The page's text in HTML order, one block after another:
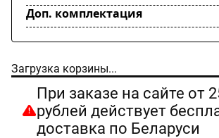
Доп. комплектация
Загрузка корзины...
При заказе на сайте от
рублей действует
доставка по Беларуси